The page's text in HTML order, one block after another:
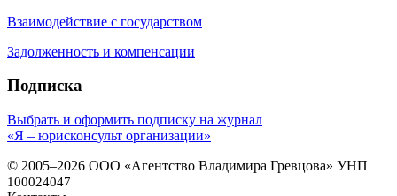
Взаимодействие с государством
Задолженность и компенсации
Подписка
Выбрать и оформить подписку на журнал
«Я – юрисконсульт организации»
© 2005–2026 ООО «Агентство Владимира Гревцова» УНП
100024047